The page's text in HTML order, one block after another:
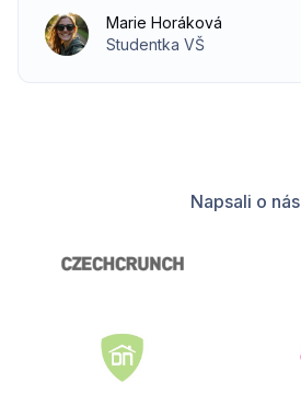
Marie Horáková
Studentka VŠ
Napsali o nás